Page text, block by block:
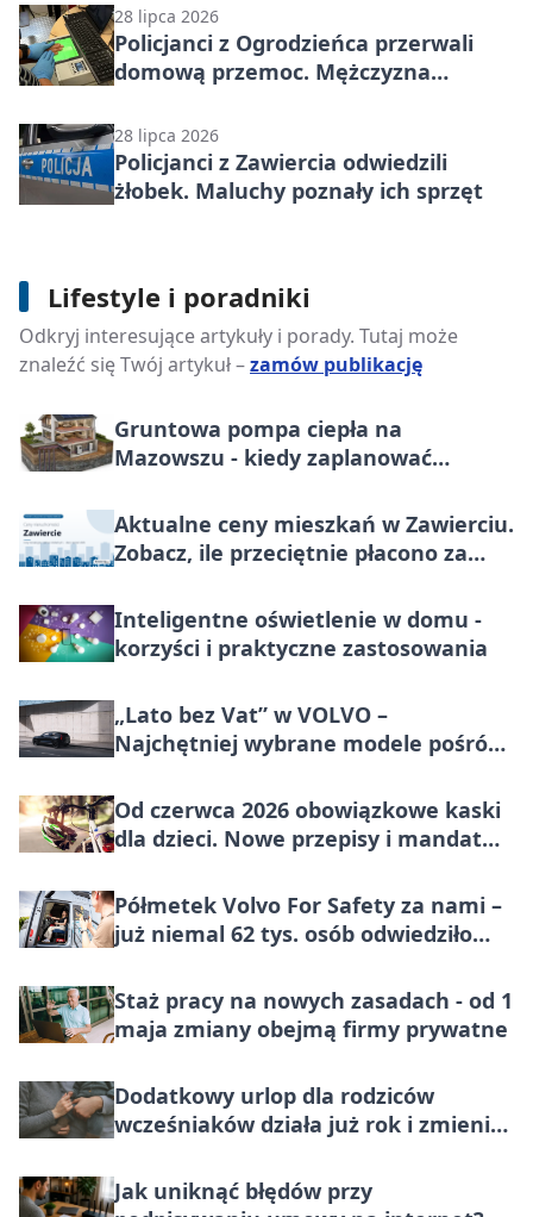
28 lipca 2026
Policjanci z Ogrodzieńca przerwali
domową przemoc. Mężczyzna
28 lipca 2026
Policjanci z Zawiercia odwiedzili
żłobek. Maluchy poznały ich sprzęt
Lifestyle i poradniki
Odkryj interesujące artykuły i porady. Tutaj może
znaleźć się Twój artykuł –zamów publikację
Jakie meble ogrodowe warto wybrać
w 2026? Polecane modele i praktyczne
wskazówki
Gruntowa pompa ciepła na
Mazowszu - kiedy zaplanować
Aktualne ceny mieszkań w Zawierciu.
Zobacz, ile przeciętnie płacono za
2026
Inteligentne oświetlenie w domu -
korzyści i praktyczne zastosowania
„Lato bez Vat” w VOLVO –
Najchętniej wybrane modele pośród
korzystniej o wartość większą niż VAT
Od czerwca 2026 obowiązkowe kaski
dla dzieci. Nowe przepisy i mandat
Półmetek Volvo For Safety za nami –
już niemal 62 tys. osób odwiedziło
Staż pracy na nowych zasadach - od 1
maja zmiany obejmą firmy prywatne
Dodatkowy urlop dla rodziców
wcześniaków działa już rok i zmienia
Jak uniknąć błędów przy